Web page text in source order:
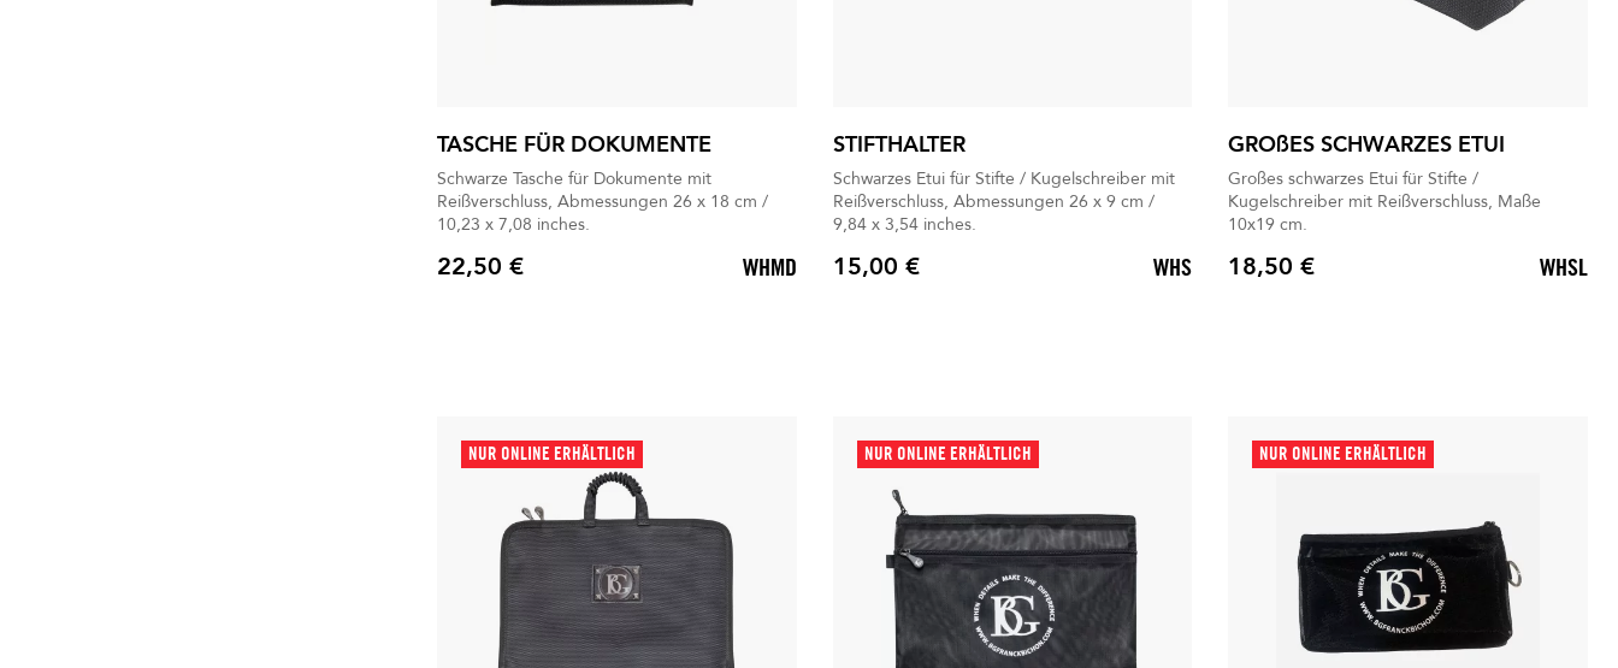
TASCHE FÜR DOKUMENTE
Schwarze Tasche für Dokumente mit
Reißverschluss, Abmessungen 26 x 18 cm /
10,23 x 7,08 inches.
Preis
22,50 € WHMD
STIFTHALTER
Schwarzes Etui für Stifte / Kugelschreiber mit
Reißverschluss, Abmessungen 26 x 9 cm /
9,84 x 3,54 inches.
Preis
15,00 € WHS
GROßES SCHWARZES ETUI
Großes schwarzes Etui für Stifte /
Kugelschreiber mit Reißverschluss, Maße
10x19 cm.
Preis
18,50 € WHSL
NUR ONLINE ERHÄLTLICH NUR ONLINE ERHÄLTLICH NUR ONLINE ERHÄLTLICH